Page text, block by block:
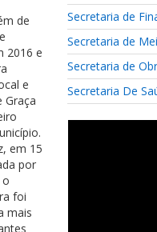
de
2016 e
e
em 15
por
foi
mais
Secretaria de
Secretaria de
Secretaria de
Secretaria De